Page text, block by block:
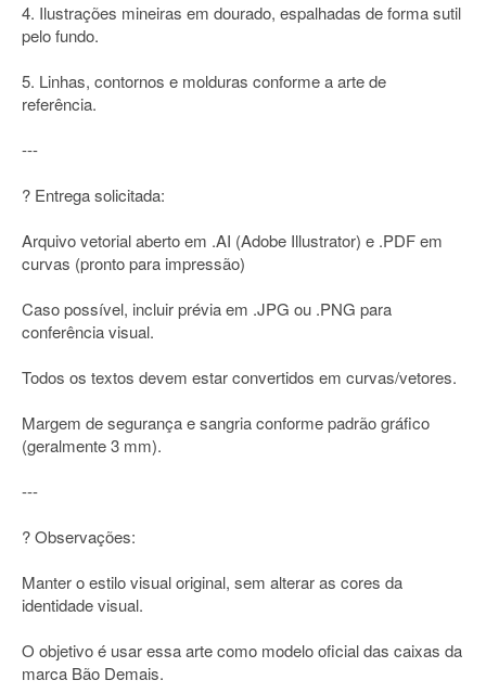
4. Ilustrações mineiras em dourado, espalhadas de forma sutil
pelo fundo.
5. Linhas, contornos e molduras conforme a arte de
referência.
---
? Entrega solicitada:
Arquivo vetorial aberto em .AI (Adobe Illustrator) e .PDF em
curvas (pronto para impressão)
Caso possível, incluir prévia em .JPG ou .PNG para
conferência visual.
Todos os textos devem estar convertidos em curvas/vetores.
Margem de segurança e sangria conforme padrão gráfico
(geralmente 3 mm).
---
? Observações:
Manter o estilo visual original, sem alterar as cores da
identidade visual.
O objetivo é usar essa arte como modelo oficial das caixas da
marca Bão Demais.